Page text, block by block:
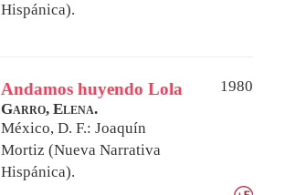
Hispánica).
Andamos huyendo Lola
1980
Garro, Elena.
México, D. F.: Joaquín
Mortiz (Nueva Narrativa
Hispánica).